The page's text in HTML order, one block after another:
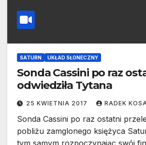
SATURN UKŁAD SŁONECZNY
Sonda Cassini po raz
odwiedziła Tytana
25 KWIETNIA 2017 RADEK
Sonda Cassini po raz ostatni
pobliżu zamglonego księżyca